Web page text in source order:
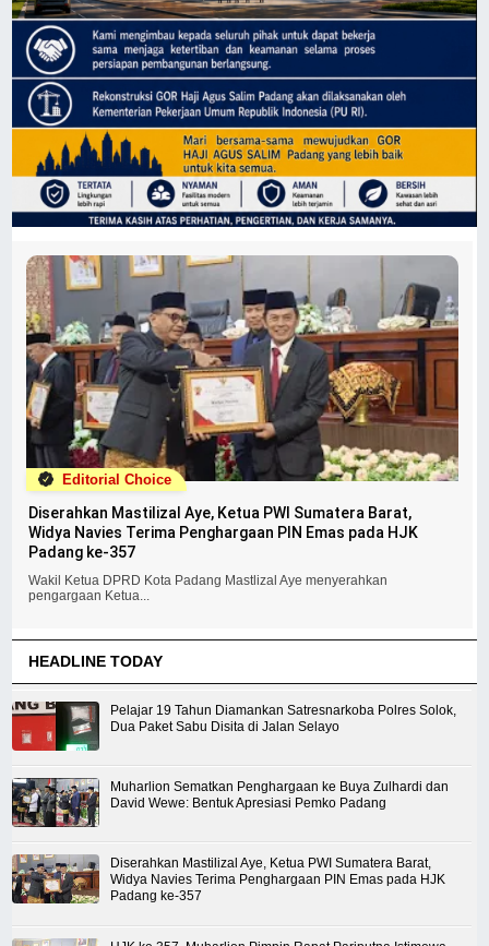
Editorial Choice
Diserahkan Mastilizal Aye, Ketua PWI Sumatera Barat,
Widya Navies Terima Penghargaan PIN Emas pada HJK
Padang ke-357
Wakil Ketua DPRD Kota Padang Mastlizal Aye menyerahkan
pengargaan Ketua...
HEADLINE TODAY
Pelajar 19 Tahun Diamankan Satresnarkoba Polres Solok,
Dua Paket Sabu Disita di Jalan Selayo
Muharlion Sematkan Penghargaan ke Buya Zulhardi dan
David Wewe: Bentuk Apresiasi Pemko Padang
Diserahkan Mastilizal Aye, Ketua PWI Sumatera Barat,
Widya Navies Terima Penghargaan PIN Emas pada HJK
Padang ke-357